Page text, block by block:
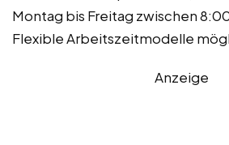
Montag bis Freitag zwischen
Flexible Arbeitszeitmodelle
Anzeige